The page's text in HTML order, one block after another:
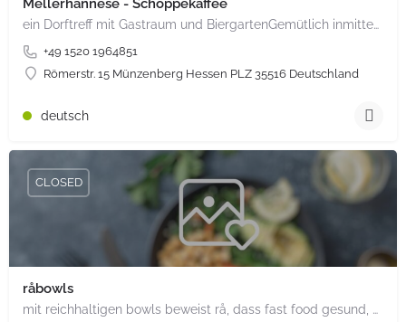
Mellerhannese - Schoppekaffee
ein Dorftreff mit Gastraum und BiergartenGemütlich inmitten unserem idyllischen Trais Münzenberg, entlang…
+49 1520 1964851
Römerstr. 15 Münzenberg Hessen PLZ 35516 Deutschland
deutsch
råbowls
mit reichhaltigen bowls beweist rå, dass fast food gesund, nachhaltig und hundertprozentig vegan sein kann.…
CLOSED